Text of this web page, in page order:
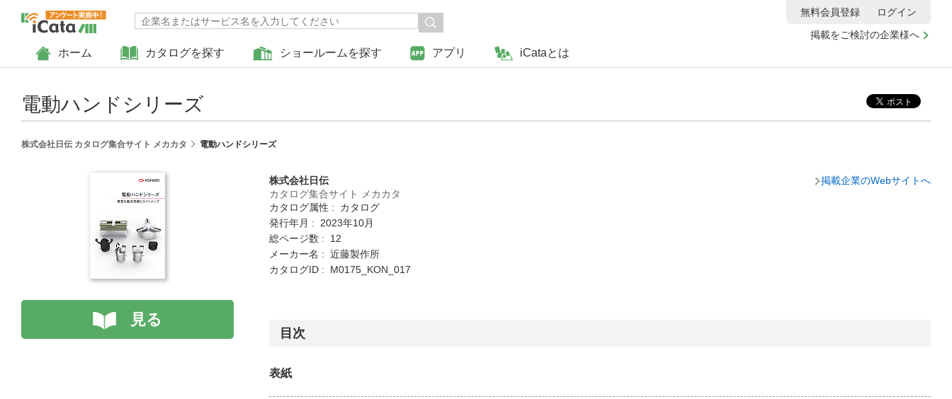
ホーム カタログを探す ショールームを探す アプリ iCataとは
掲載をご検討の企業様へ
無料会員登録 ログイン
電動ハンドシリーズ
株式会社日伝 カタログ集合サイト メカカタ 電動ハンドシリーズ
見る
株式会社日伝
カタログ集合サイト メカカタ
カタログ属性 : カタログ
発行年月 : 2023年10月
総ページ数 : 12
メーカー名 : 近藤製作所
カタログID : M0175_KON_017
掲載企業のWebサイトへ
目次
表紙